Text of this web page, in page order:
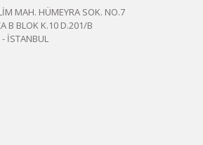
MAH. HÜMEYRA SOK. NO.7
B BLOK K.10 D.201/B
- İSTANBUL